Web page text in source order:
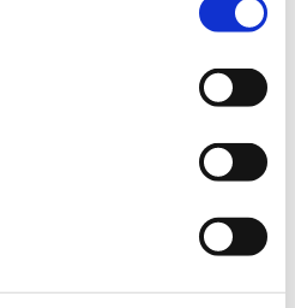
werden, der sich
Einkünfte